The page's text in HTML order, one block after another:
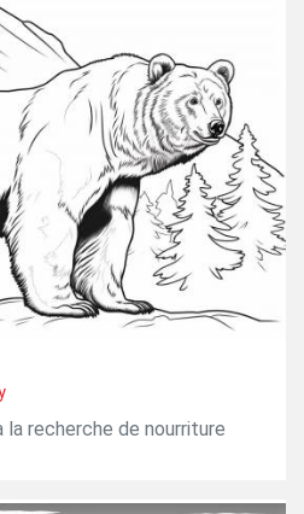
la recherche de nourriture